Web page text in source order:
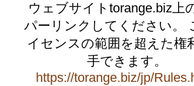
ウェブサイトtorange.biz上
パーリンクしてください。
イセンスの範囲を超えた権
手できます。
https://torange.biz/jp/